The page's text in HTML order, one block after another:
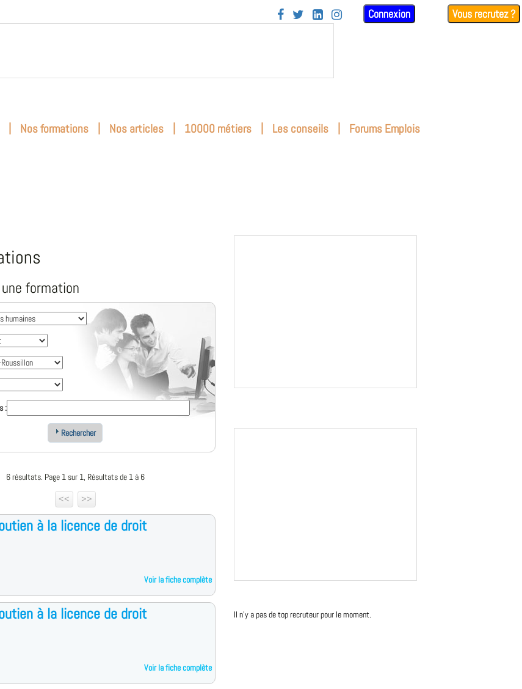
    Connexion Vous recrutez ?
| Nos formations | Nos articles | 10000 métiers | Les conseils | Forums Emplois
formation
:
Rechercher
6 résultats. Page 1 sur 1, Résultats de 1 à 6
<<
>>
à la licence de droit
Voir la fiche complète
à la licence de droit
Voir la fiche complète
Il n'y a pas de top recruteur pour le moment.